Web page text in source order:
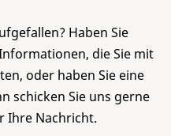
Haben Sie
die Sie mit
oder haben Sie eine
schicken Sie uns gerne
Ihre Nachricht.